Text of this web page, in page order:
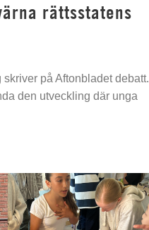
rättsstatens
på Aftonbladet debatt.
den utveckling där unga